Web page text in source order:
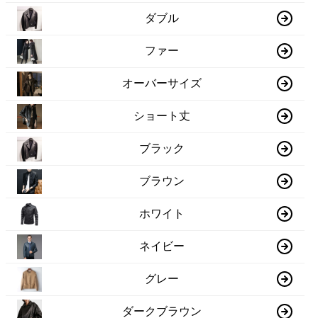
ダブル
ファー
オーバーサイズ
ショート丈
ブラック
ブラウン
ホワイト
ネイビー
グレー
ダークブラウン